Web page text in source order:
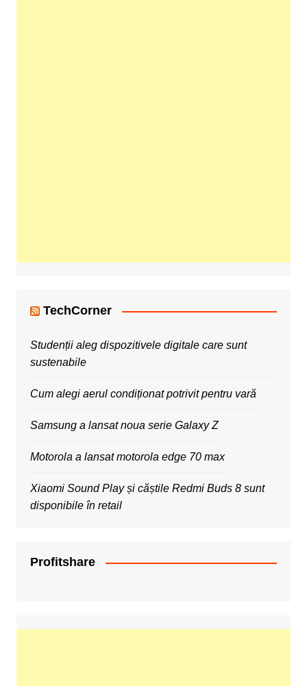
TechCorner
Studenții aleg dispozitivele digitale care sunt
sustenabile
Cum alegi aerul condiționat potrivit pentru vară
Samsung a lansat noua serie Galaxy Z
Motorola a lansat motorola edge 70 max
Xiaomi Sound Play și căștile Redmi Buds 8 sunt
disponibile în retail
Profitshare